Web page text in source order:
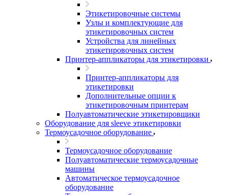
Этикетировочные системы
Узлы и комплектующие для
этикетировочных систем
Устройства для линейных
этикетировочных систем
Принтер-аппликаторы для этикетировки
Принтер-аппликаторы для
этикетировки
Дополнительные опции к
этикетировочным принтерам
Полуавтоматические этикетировщики
Оборудование для sleeve этикетировки
Термоусадочное оборудование
Термоусадочное оборудование
Полуавтоматические термоусадочные
машины
Автоматическое термоусадочное
оборудование